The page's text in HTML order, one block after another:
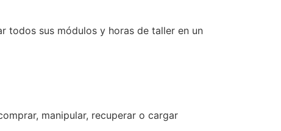
todos sus módulos y horas de taller en un
manipular, recuperar o cargar